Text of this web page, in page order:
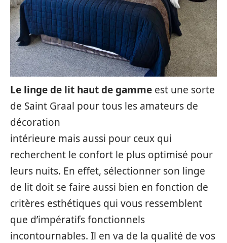
Le linge de lit haut de gamme est une sorte
de Saint Graal pour tous les amateurs de
décoration
intérieure mais aussi pour ceux qui
recherchent le confort le plus optimisé pour
leurs nuits. En effet, sélectionner son linge
de lit doit se faire aussi bien en fonction de
critères esthétiques qui vous ressemblent
que d’impératifs fonctionnels
incontournables. Il en va de la qualité de vos